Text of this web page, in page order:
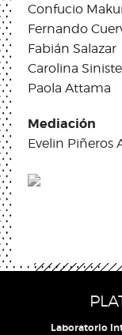
Confucio
Fernando
Fabián Salazar
Carolina
Paola Attama
Mediación
Evelin Piñeros
Laboratorio